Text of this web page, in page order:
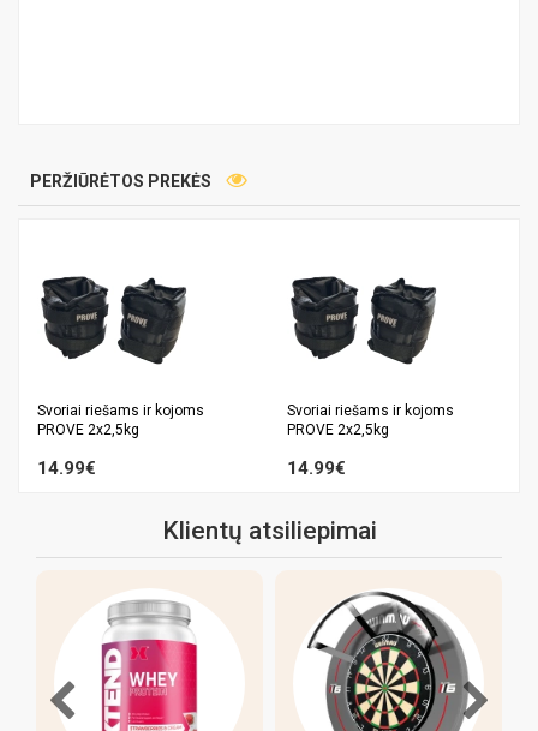
PERŽIŪRĖTOS PREKĖS
Svoriai riešams ir kojoms
PROVE 2x2,5kg
14.99€
Svoriai riešams ir kojoms
PROVE 2x2,5kg
14.99€
Klientų atsiliepimai